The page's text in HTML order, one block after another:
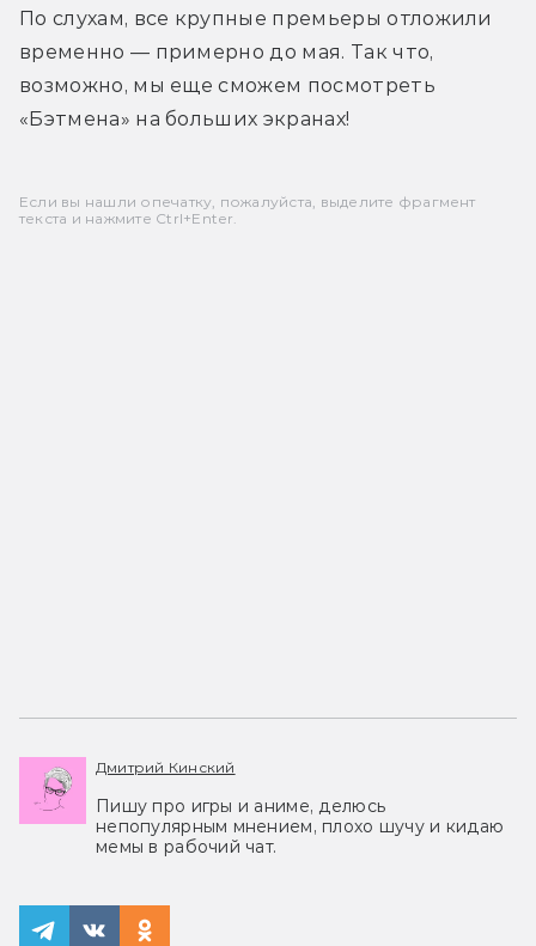
По слухам, все крупные премьеры отложили
временно — примерно до мая. Так что,
возможно, мы еще сможем посмотреть
«Бэтмена» на больших экранах!
Если вы нашли опечатку, пожалуйста, выделите фрагмент
текста и нажмите Ctrl+Enter.
Дмитрий Кинский
Пишу про игры и аниме, делюсь
непопулярным мнением, плохо шучу и кидаю
мемы в рабочий чат.